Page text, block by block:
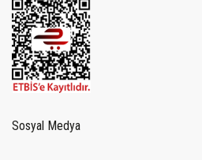
Sosyal Medya